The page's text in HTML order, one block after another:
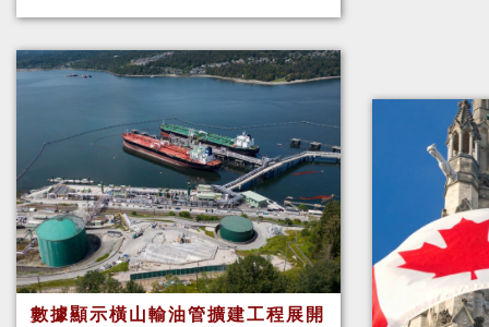
數據顯示橫山輸油管擴建工程展開